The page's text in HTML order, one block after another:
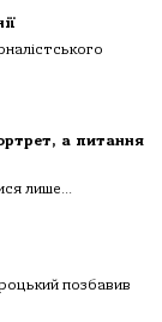
а питання
лише...
позбавив